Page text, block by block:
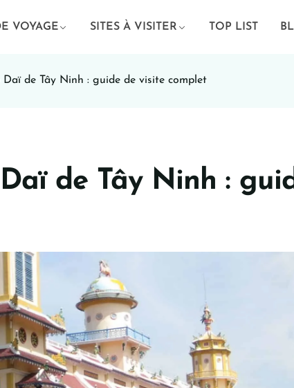
VOYAGE SITES À VISITER TOP LIST
Daï de Tây Ninh : guide de visite complet
de Tây Ninh :